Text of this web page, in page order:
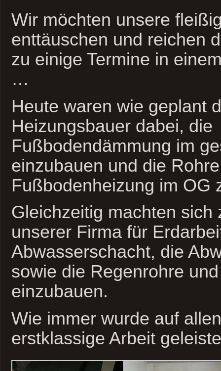
Wir möchten unsere
enttäuschen und reichen
zu einige Termine in
…
Heute waren wie geplant
Heizungsbauer dabei, die
Fußbodendämmung im
einzubauen und die
Fußbodenheizung im OG
Gleichzeitig machten sich
unserer Firma für
Abwasserschacht, die
sowie die Regenrohre
einzubauen.
Wie immer wurde auf
erstklassige Arbeit